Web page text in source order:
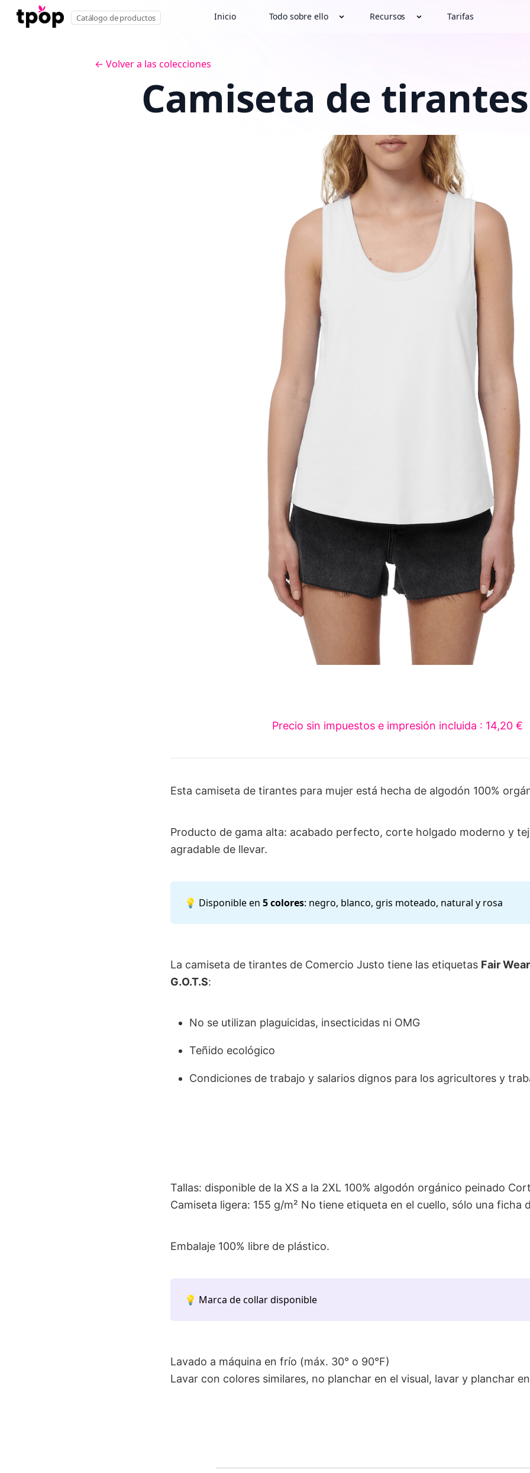
Catálogo de productos Inicio Todo sobre ello Recursos Tarifas
← Volver a las colecciones
Camiseta de
Precio sin impuestos e impresión incluida : 14,20 €
Esta camiseta de tirantes para mujer está hecha de algodón 100%
Producto de gama alta: acabado perfecto, corte holgado moderno y
agradable de llevar.
💡 Disponible en 5 colores: negro, blanco, gris moteado, natural y rosa
La camiseta de tirantes de Comercio Justo tiene las etiquetas FairWear
G.O.T.S:
No se utilizan plaguicidas, insecticidas ni OMG
Teñido ecológico
Condiciones de trabajo y salarios dignos para los agricultores y
Tallas: disponible de la XS a la 2XL 100% algodón orgánico peinado
Camiseta ligera: 155 g/m² No tiene etiqueta en el cuello, sólo una ficha
Embalaje 100% libre de plástico.
💡 Marca de collar disponible
Lavado a máquina en frío (máx. 30° o 90°F)
Lavar con colores similares, no planchar en el visual, lavar y planchar